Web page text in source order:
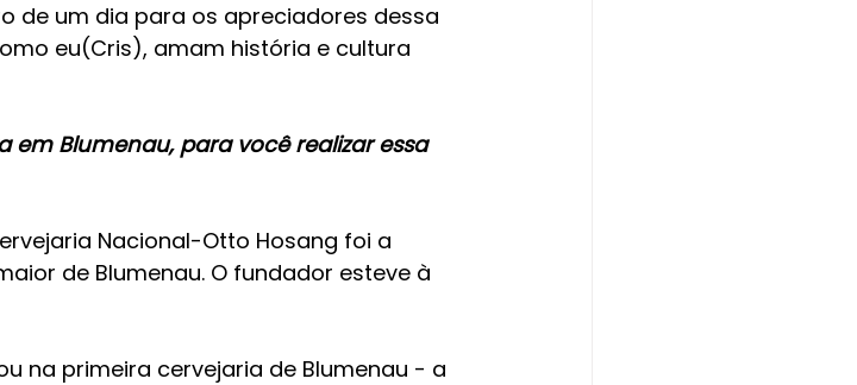
de um dia para os apreciadores dessa
eu(Cris), amam história e cultura
em Blumenau, para você realizar essa
Nacional-Otto Hosang foi a
de Blumenau. O fundador esteve à
na primeira cervejaria de Blumenau - a